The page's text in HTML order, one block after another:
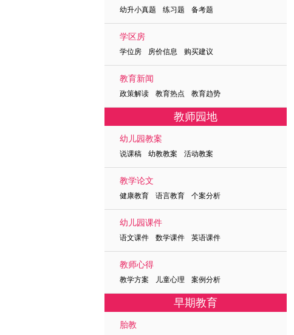
幼升小真题 练习题 备考题
学区房
学位房 房价信息 购买建议
教育新闻
政策解读 教育热点 教育趋势
教师园地
幼儿园教案
说课稿 幼教教案 活动教案
教学论文
健康教育 语言教育 个案分析
幼儿园课件
语文课件 数学课件 英语课件
教师心得
教学方案 儿童心理 案例分析
早期教育
胎教